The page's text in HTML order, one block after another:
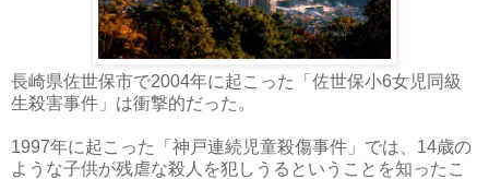
長崎県佐世保市で2004年に起こった「佐世保小6女児同級
生殺害事件」は衝撃的だった。
1997年に起こった「神戸連続児童殺傷事件」では、14歳の
ような子供が残虐な殺人を犯しうるということを知ったこ